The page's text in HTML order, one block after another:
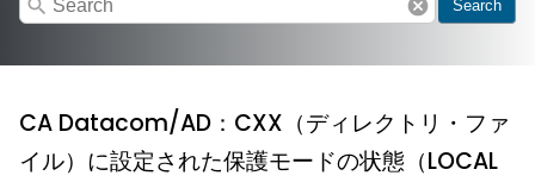
search cancel Search
CA Datacom/AD：CXX（ディレクトリ・ファ
イル）に設定された保護モードの状態（LOCAL